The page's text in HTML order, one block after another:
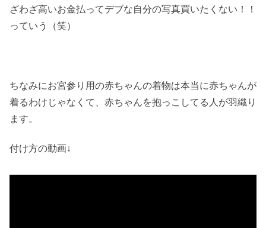
ざわざ高いお金払ってデブな自分の写真買いたくない！！
っていう（笑）
ちなみにお宮参り用の赤ちゃんの着物は本当に赤ちゃんが
着るわけじゃなくて、赤ちゃんを抱っこしてる人が羽織り
ます。
付け方の動画↓